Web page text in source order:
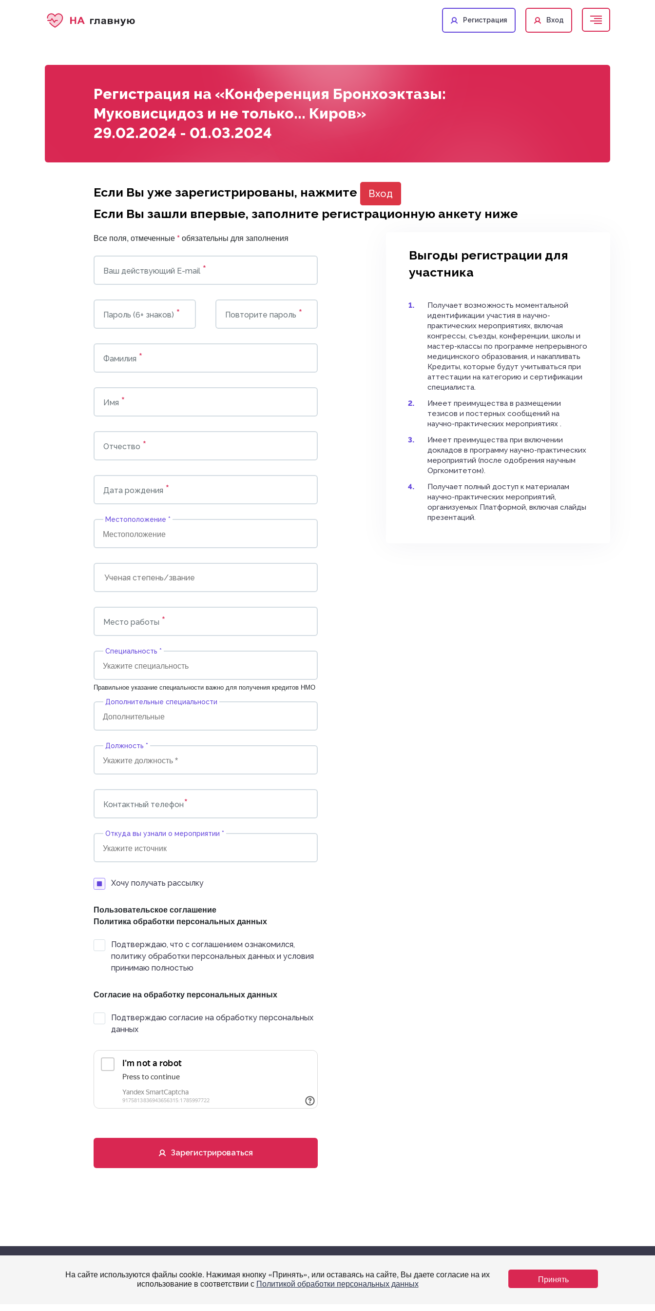
На сайте используются файлы cookie. Нажимая кнопку «Принять», или оставаясь на сайте, Вы даете согласие на их
использование в соответствии с Политикой обработки персональных данных Принять
Условия участия
Регистрация Вход
Регистрация на «Конференция Бронхоэктазы:
Муковисцидоз и не только... Киров»
29.02.2024 - 01.03.2024
Если Вы уже зарегистрированы, нажмите Вход
Если Вы зашли впервые, заполните регистрационную анкету ниже
Все поля, отмеченные*обязательны для заполнения
Ваш действующий E-mail *
Пароль (6+ знаков) * Повторите пароль *
Фамилия *
Имя *
Отчество *
Дата рождения *
Местоположение *
Место работы *
Cпециальность *
Правильное указание специальности важно для получения кредитов НМО
Дополнительные специальности
Должность *
Контактный телефон*
Откуда вы узнали о мероприятии *
Хочу получать рассылку
Пользовательское соглашение
Политика обработки персональных данных
Подтверждаю, что с соглашением ознакомился,
политику обработки персональных данных и условия
принимаю полностью
Согласие на обработку персональных данных
Подтверждаю согласие на обработку персональных
данных
Зарегистрироваться
Выгоды регистрации для
участника
Получает возможность моментальной
идентификации участия в научно-
практических мероприятиях, включая
конгрессы, съезды, конференции, школы и
мастер-классы по программе непрерывного
медицинского образования, и накапливать
Кредиты, которые будут учитываться при
аттестации на категорию и сертификации
специалиста.
Имеет преимущества в размещении
тезисов и постерных сообщений на
научно-практических мероприятиях .
Имеет преимущества при включении
докладов в программу научно-практических
мероприятий (после одобрения научным
Оргкомитетом).
Получает полный доступ к материалам
научно-практических мероприятий,
организуемых Платформой, включая слайды
презентаций.
nmonews
+7 495 419-08-68 Вход